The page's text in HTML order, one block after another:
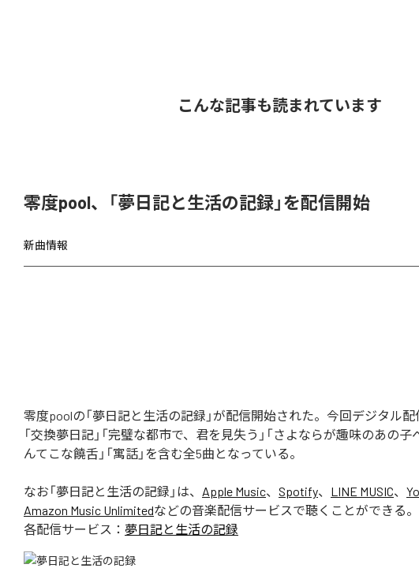
こんな記事も読まれています
零度pool、「夢日記と生活の記録」を配信開始
新曲情報
零度poolの「夢日記と生活の記録」が配信開始された。今回デジタル配
「交換夢日記」「完璧な都市で、君を見失う」「さよならが趣味のあの子
んてこな饒舌」「寓話」を含む全5曲となっている。
なお「夢日記と生活の記録 」は、 Apple Music、 Spotify、 LINE MUSIC、
Amazon Music Unlimitedなどの音楽配信サービスで聴くことができる。
各配信サービス： 夢日記と生活の記録